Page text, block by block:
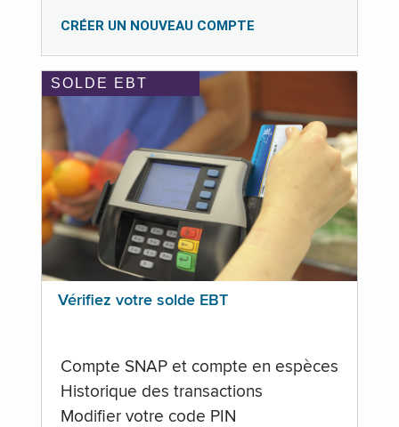
CRÉER UN NOUVEAU COMPTE
SOLDE EBT
Vérifiez votre solde EBT
Compte SNAP et compte en espèces
Historique des transactions
Modifier votre code PIN